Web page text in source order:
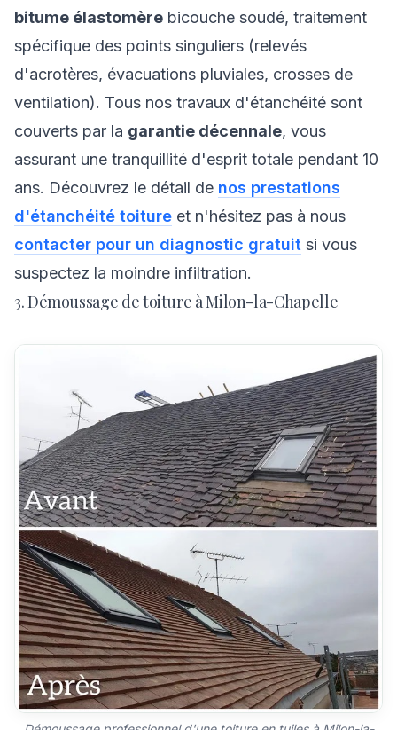
bitume élastomère bicouche soudé, traitement
spécifique des points singuliers (relevés
d'acrotères, évacuations pluviales, crosses de
ventilation). Tous nos travaux d'étanchéité sont
couverts par la garantie décennale, vous
assurant une tranquillité d'esprit totale pendant 10
ans. Découvrez le détail de nos prestations
d'étanchéité toiture et n'hésitez pas à nous
contacter pour un diagnostic gratuit si vous
suspectez la moindre infiltration.
3. Démoussage de toiture à Milon-la-Chapelle